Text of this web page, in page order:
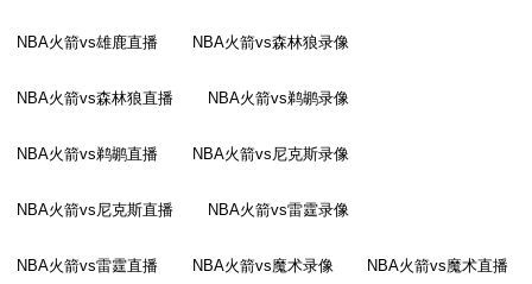
NBA火箭vs雄鹿直播 NBA火箭vs森林狼录像
NBA火箭vs森林狼直播 NBA火箭vs鹈鹕录像
NBA火箭vs鹈鹕直播 NBA火箭vs尼克斯录像
NBA火箭vs尼克斯直播 NBA火箭vs雷霆录像
NBA火箭vs雷霆直播 NBA火箭vs魔术录像 NBA火箭vs魔术直播